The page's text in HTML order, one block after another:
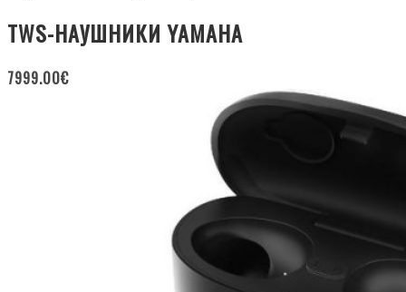
TWS-НАУШНИКИ YAMAHA
7999.00€